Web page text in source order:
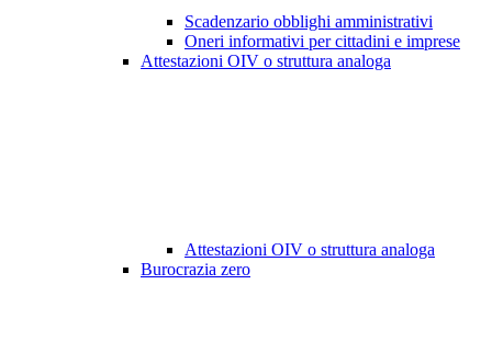
Scadenzario obblighi amministrativi
Oneri informativi per cittadini e imprese
Attestazioni OIV o struttura analoga
Attestazioni OIV o struttura analoga
Burocrazia zero